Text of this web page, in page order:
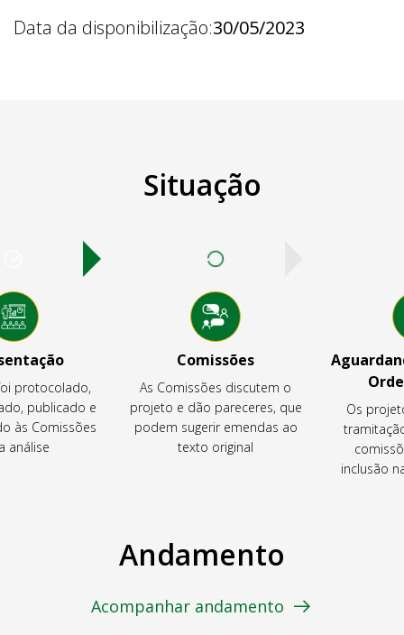
Data da disponibilização:30/05/2023
Situação
protocolado,
publicado e
às Comissões
análise
Comissões
As Comissões discutem o
projeto e dão pareceres, que
podem sugerir emendas ao
texto original
Os
inclusão
Andamento
Acompanhar andamento